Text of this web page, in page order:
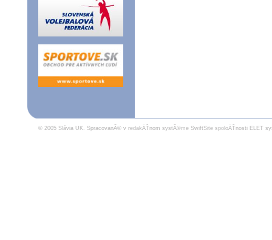
© 2005 Slávia UK. SpracovanĂ© v redakÄŤnom systĂ©me SwiftSite spoloÄŤnosti ELET